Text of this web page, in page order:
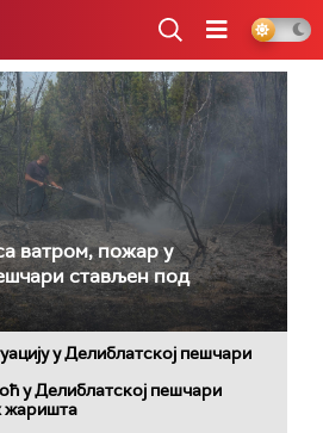
ватром, пожар у
стављен под
у Делиблатској пешчари
у Делиблатској пешчари
жаришта